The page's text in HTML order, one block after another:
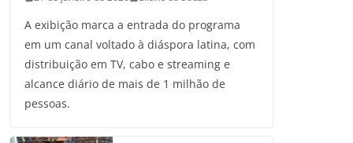
A exibição marca a entrada do programa
em um canal voltado à diáspora latina, com
distribuição em TV, cabo e streaming e
alcance diário de mais de 1 milhão de
pessoas.